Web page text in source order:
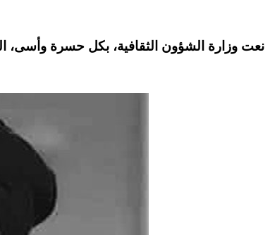
نعت وزارة الشؤون الثقافية، بكل حسرة وأسى، الفنان الشعبي